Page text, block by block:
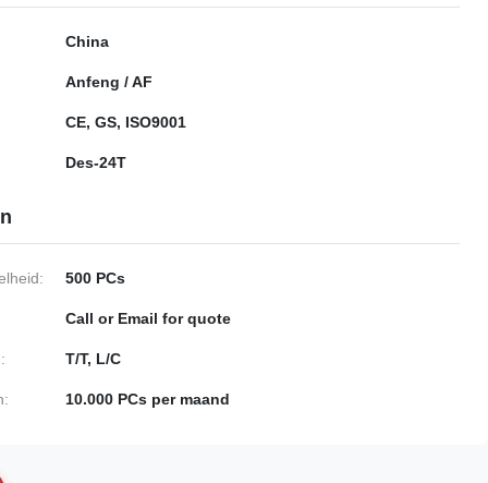
China
Anfeng / AF
CE, GS, ISO9001
Des-24T
500 PCs
Call or Email for quote
T/T, L/C
10.000 PCs per maand